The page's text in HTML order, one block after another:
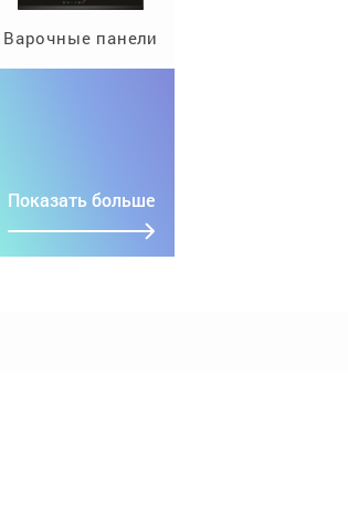
Варочные панели
Показать больше